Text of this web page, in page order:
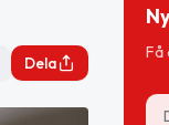
Dela
Få